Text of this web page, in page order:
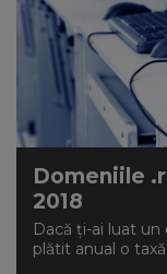
Domeniile
2018
Dacă ți-ai luat
plătit anual o